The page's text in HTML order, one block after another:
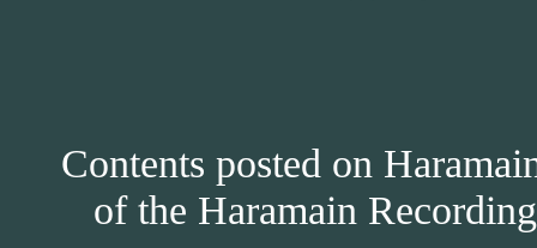
Contents posted on
of the Haramain